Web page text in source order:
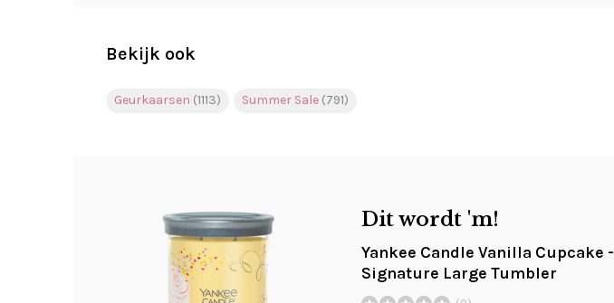
Bekijk ook
Geurkaarsen (1113) Summer Sale (791)
Dit wordt 'm!
Yankee Candle Vanilla Cupcake -
Signature Large Tumbler